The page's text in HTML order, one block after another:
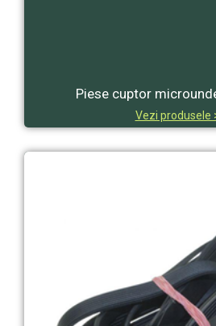
Piese cuptor
Vezi produsele